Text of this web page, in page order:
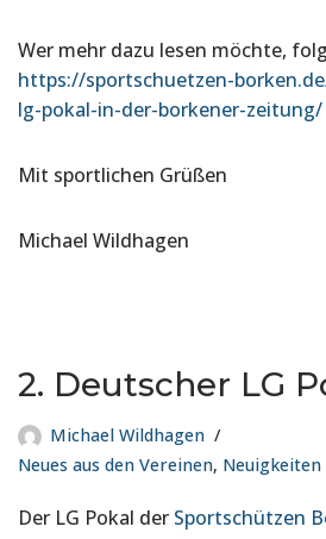
Wer mehr dazu lesen möchte,
https://sportschuetzen-
lg-pokal-in-der-borkener-zeitung/
Mit sportlichen Grüßen
Michael Wildhagen
2. Deutscher LG
Michael Wildhagen
Neues aus den Vereinen, Neuigkeiten
Der LG Pokal der Sportschützen